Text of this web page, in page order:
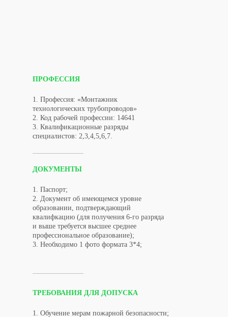
ПРОФЕССИЯ
ДОКУМЕНТЫ
ТРЕБОВАНИЯ ДЛЯ ДОПУСКА
1. Профессия: «Монтажник
технологических трубопроводов»
2. Код рабочей профессии: 14641
3. Квалификационные разряды
специалистов: 2,3,4,5,6,7.
1. Паспорт;
2. Документ об имеющемся уровне
образовании, подтверждающий
квалифкацию (для получения 6-го разряда
и выше требуется высшее среднее
профессиональное образование);
3. Необходимо 1 фото формата 3*4;
1. Обучение мерам пожарной безопасности;